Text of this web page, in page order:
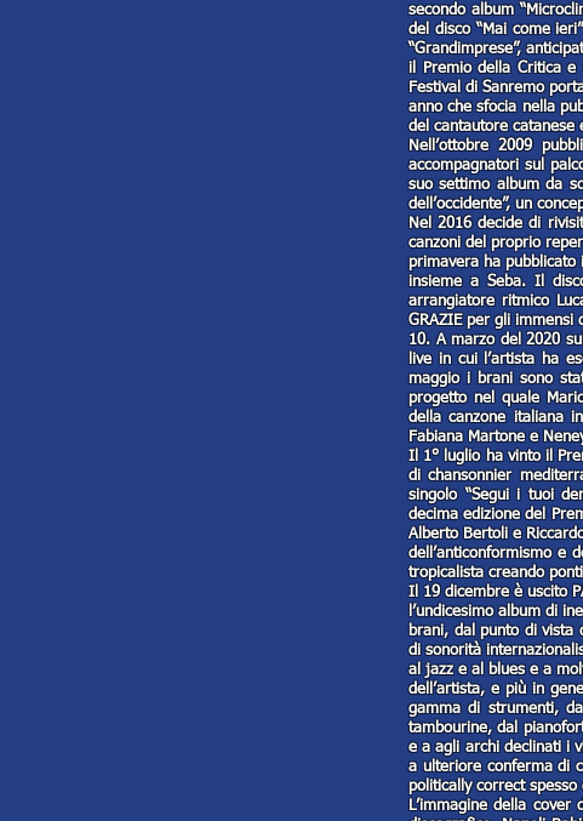
secondo album
del disco “Mai come
“Grandimprese”,
il Premio della Critica e
Festival di Sanremo
anno che sfocia nella
del cantautore catanese
Nell’ottobre 2009
accompagnatori sul
suo settimo album da
dell’occidente”, un
Nel 2016 decide di
canzoni del proprio
primavera ha pubblicato
insieme a Seba. Il
arrangiatore ritmico
GRAZIE per gli immensi
10. A marzo del 2020
live in cui l’artista ha
maggio i brani sono
progetto nel quale
della canzone italiana
Fabiana Martone e
Il 1° luglio ha vinto il
di chansonnier
singolo “Segui i tuoi
decima edizione del
Alberto Bertoli e
dell’anticonformismo e
tropicalista creando
Il 19 dicembre è uscito
l’undicesimo album di
brani, dal punto di vista
di sonorità
al jazz e al blues e a
dell’artista, e più in
gamma di strumenti,
tambourine, dal
e a agli archi declinati i
a ulteriore conferma di
politically correct spesso
L’immagine della